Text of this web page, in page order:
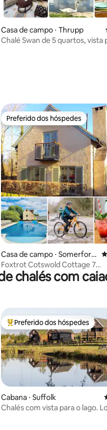
média de 5, 11
Casa de campo ⋅ Thrupp
Chalé Swan de 5 quartos, vista
média de 5, 532
Preferido dos hóspedes
Preferido dos hóspedes
Casa de campo ⋅ Somerford
Keynes
Foxtrot Cotswold Cottage 7
piscina/spa/caminhadas
chalés com
Entre os melhores preferidos
Preferido dos hóspedes
Cabana ⋅ Suffolk
Chalés com vista para o lago.